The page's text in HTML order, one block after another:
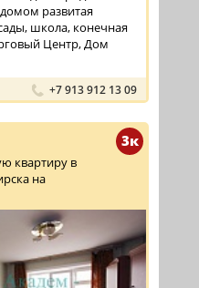
развитая
школа, конечная
Центр, Дом
+7 913 912 13 09
3к
квартиру в
на